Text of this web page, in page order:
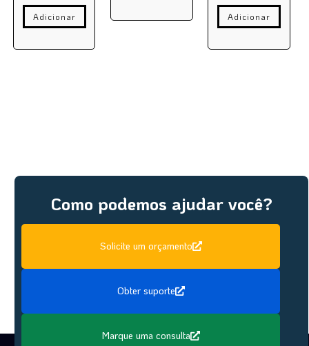
Adicionar Adicionar
Como podemos ajudar você?
Solicite um orçamento
Obter suporte
Marque uma consulta